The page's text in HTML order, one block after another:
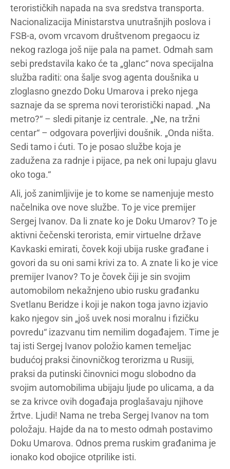
terorističkih napada na sva sredstva transporta.
Nacionalizacija Ministarstva unutrašnjih poslova i
FSB-a, ovom vrcavom društvenom pregaocu iz
nekog razloga još nije pala na pamet. Odmah sam
sebi predstavila kako će ta „glanc“ nova specijalna
služba raditi: ona šalje svog agenta doušnika u
zloglasno gnezdo Doku Umarova i preko njega
saznaje da se sprema novi teroristički napad. „Na
metro?“ – sledi pitanje iz centrale. „Ne, na tržni
centar“ – odgovara poverljivi doušnik. „Onda ništa.
Sedi tamo i ćuti. To je posao službe koja je
zadužena za radnje i pijace, pa nek oni lupaju glavu
oko toga.“
Ali, još zanimljivije je to kome se namenjuje mesto
načelnika ove nove službe. To je vice premijer
Sergej Ivanov. Da li znate ko je Doku Umarov? To je
aktivni čečenski terorista, emir virtuelne države
Kavkaski emirati, čovek koji ubija ruske građane i
govori da su oni sami krivi za to. A znate li ko je vice
premijer Ivanov? To je čovek čiji je sin svojim
automobilom nekažnjeno ubio rusku građanku
Svetlanu Beridze i koji je nakon toga javno izjavio
kako njegov sin „još uvek nosi moralnu i fizičku
povredu“ izazvanu tim nemilim događajem. Time je
taj isti Sergej Ivanov položio kamen temeljac
budućoj praksi činovničkog terorizma u Rusiji,
praksi da putinski činovnici mogu slobodno da
svojim automobilima ubijaju ljude po ulicama, a da
se za krivce ovih događaja proglašavaju njihove
žrtve. Ljudi! Nama ne treba Sergej Ivanov na tom
položaju. Hajde da na to mesto odmah postavimo
Doku Umarova. Odnos prema ruskim građanima je
ionako kod obojice otprilike isti.